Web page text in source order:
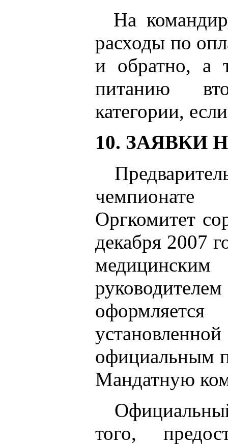
На
расходы по
и обратно, а
питанию
категории,
10. ЗАЯВКИ
чемпионате
Оргкомитет
декабря 2007
медицинским
официальным
Мандатную
того,